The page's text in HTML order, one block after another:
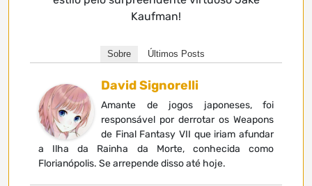
Kaufman!
Sobre Últimos Posts
David Signorelli
Amante de jogos japoneses, foi
responsável por derrotar os Weapons
de Final Fantasy VII que iriam afundar
a Ilha da Rainha da Morte, conhecida como
Florianópolis. Se arrepende disso até hoje.